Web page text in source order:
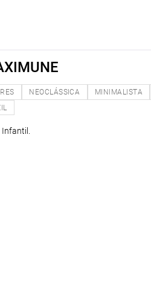
NEOCLÁSSICA MINIMALISTA
Infantil.